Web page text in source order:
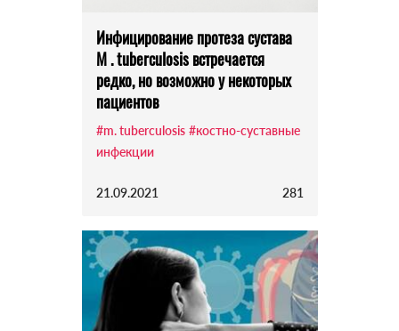
Инфицирование протеза сустава
M . tuberculosis встречается
редко, но возможно у некоторых
пациентов
#m. tuberculosis #костно-суставные
инфекции
21.09.2021 281